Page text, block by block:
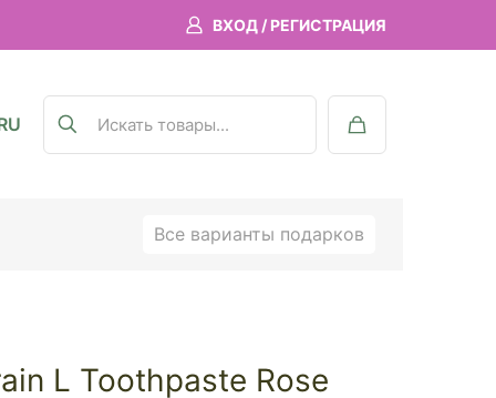
ВХОД / РЕГИСТРАЦИЯ
Все варианты подарков
L Toothpaste Rose